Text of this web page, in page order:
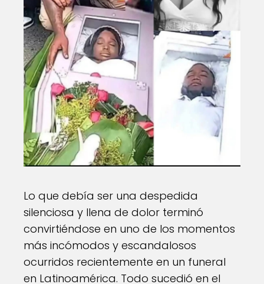
Lo que debía ser una despedida
silenciosa y llena de dolor terminó
convirtiéndose en uno de los momentos
más incómodos y escandalosos
ocurridos recientemente en un funeral
en Latinoamérica. Todo sucedió en el